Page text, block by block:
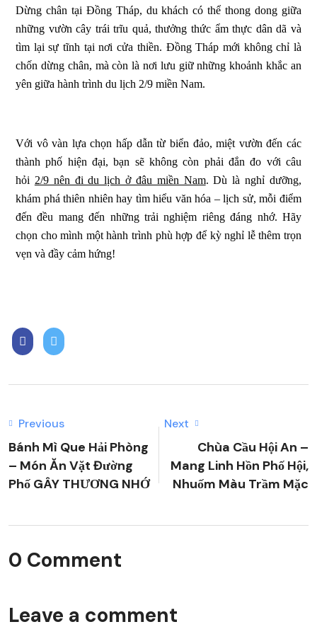
Dừng chân tại Đồng Tháp, du khách có thể thong dong giữa
những vườn cây trái trĩu quả, thưởng thức ẩm thực dân dã và
tìm lại sự tĩnh tại nơi cửa thiền. Đồng Tháp mới không chỉ là
chốn dừng chân, mà còn là nơi lưu giữ những khoảnh khắc an
yên giữa hành trình du lịch 2/9 miền Nam.
Với vô vàn lựa chọn hấp dẫn từ biển đảo, miệt vườn đến các
thành phố hiện đại, bạn sẽ không còn phải đắn đo với câu
hỏi 2/9 nên đi du lịch ở đâu miền Nam. Dù là nghỉ dưỡng,
khám phá thiên nhiên hay tìm hiểu văn hóa – lịch sử, mỗi điểm
đến đều mang đến những trải nghiệm riêng đáng nhớ. Hãy
chọn cho mình một hành trình phù hợp để kỳ nghỉ lễ thêm trọn
vẹn và đầy cảm hứng!
Previous
Bánh Mì Que Hải Phòng
– Món Ăn Vặt Đường
Phố GÂY THƯƠNG NHỚ
Next
Chùa Cầu Hội An –
Mang Linh Hồn Phố Hội,
Nhuốm Màu Trầm Mặc
0 Comment
Leave a comment